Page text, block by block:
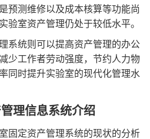
预测维修以及成本核算等功能尚
验室资产管理仍处于较低水平。
系统则可以提高资产管理的办公
少工作者劳动强度，节约人力物
同时提升实验室的现代化管理水
理信息系统介绍
固定资产管理系统的现状的分析